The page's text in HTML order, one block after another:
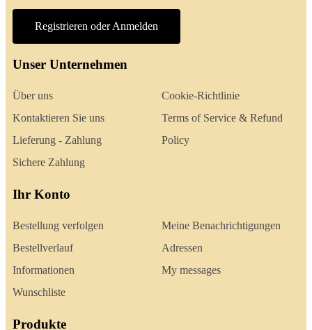
Registrieren oder Anmelden
Unser Unternehmen
Über uns
Kontaktieren Sie uns
Lieferung - Zahlung
Sichere Zahlung
Cookie-Richtlinie
Terms of Service & Refund
Policy
Ihr Konto
Bestellung verfolgen
Bestellverlauf
Informationen
Wunschliste
Meine Benachrichtigungen
Adressen
My messages
Produkte